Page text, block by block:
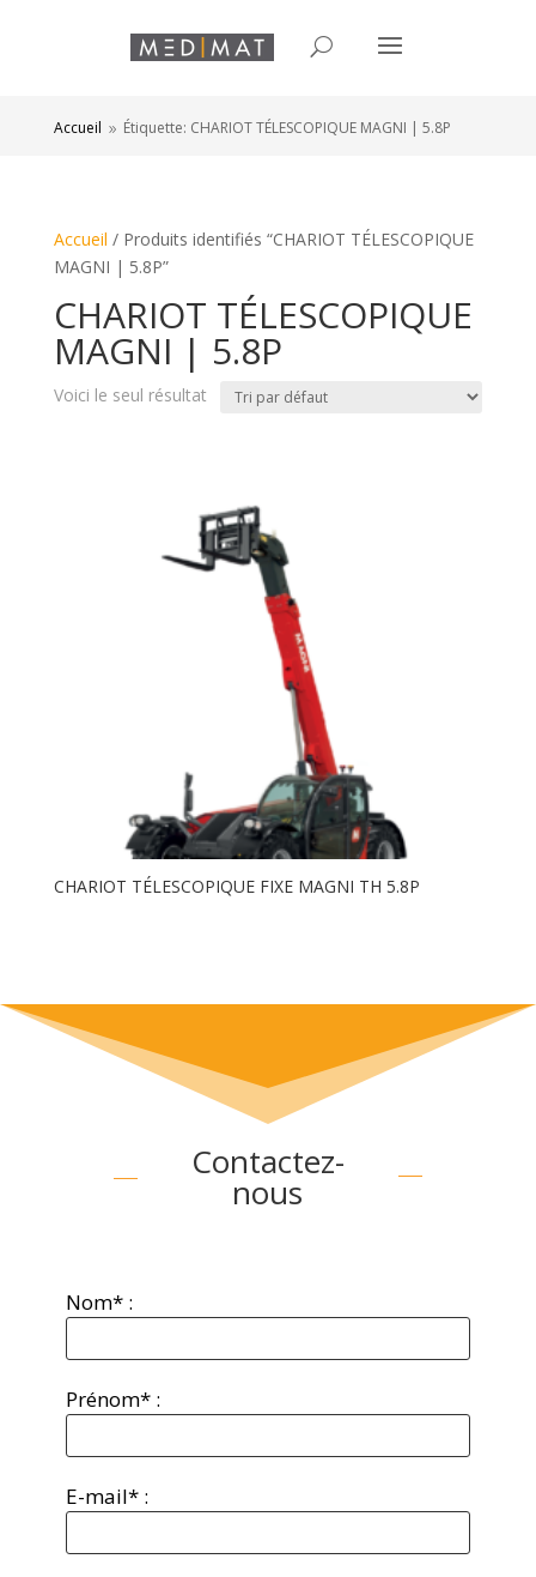
Accueil 9 Étiquette: CHARIOT TÉLESCOPIQUE MAGNI | 5.8P
Accueil / Produits identifiés “CHARIOT TÉLESCOPIQUE
MAGNI | 5.8P”
CHARIOT TÉLESCOPIQUE
MAGNI | 5.8P
Voici le seul résultat
CHARIOT TÉLESCOPIQUE FIXE MAGNI TH 5.8P
Contactez-
nous
Nom* :
Prénom* :
E-mail* :